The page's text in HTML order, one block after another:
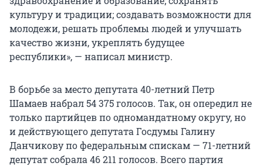
культуру и традиции; создавать возможности для
молодежи, решать проблемы людей и улучшать
качество жизни, укреплять будущее
республики», — написал министр.
В борьбе за место депутата 40-летний Петр
Шамаев набрал 54 375 голосов. Так, он опередил не
только партийцев по одномандатному округу, но
и действующего депутата Госдумы Галину
Данчикову по федеральным спискам — 71-летний
депутат собрала 46 211 голосов. Всего партия